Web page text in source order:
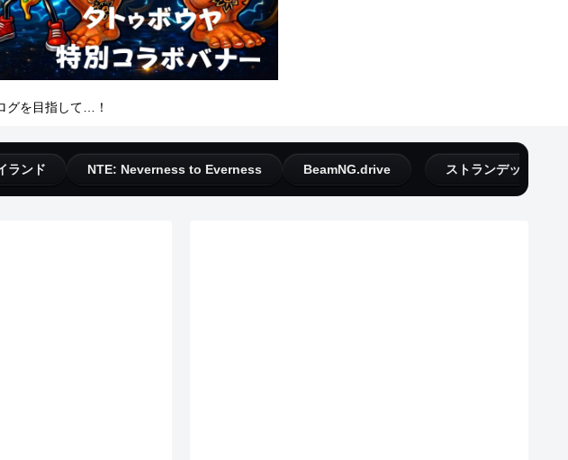
グを目指して…！
ランド NTE: Neverness to Everness BeamNG.drive ストランデッドディ